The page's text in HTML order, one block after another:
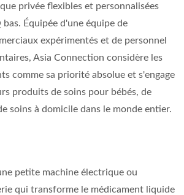
privée flexibles et personnalisées
Équipée d'une équipe de
expérimentés et de personnel
Asia Connection considère les
comme sa priorité absolue et s'engage
produits de soins pour bébés, de
soins à domicile dans le monde entier.
petite machine électrique ou
qui transforme le médicament liquide